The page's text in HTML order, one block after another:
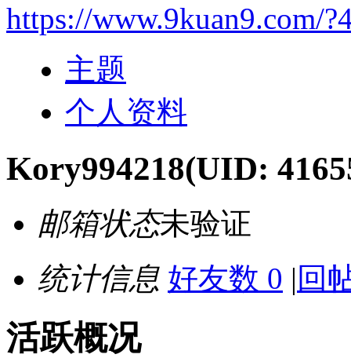
https://www.9kuan9.com/
主题
个人资料
Kory994218(UID:
邮箱状态未验证
统计信息 好友数 0 | 回
活跃概况